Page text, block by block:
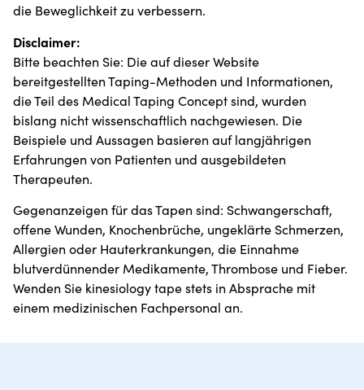
die Beweglichkeit zu verbessern.
Disclaimer:
Bitte beachten Sie: Die auf dieser Website
bereitgestellten Taping-Methoden und Informationen,
die Teil des Medical Taping Concept sind, wurden
bislang nicht wissenschaftlich nachgewiesen. Die
Beispiele und Aussagen basieren auf langjährigen
Erfahrungen von Patienten und ausgebildeten
Therapeuten.
Gegenanzeigen für das Tapen sind: Schwangerschaft,
offene Wunden, Knochenbrüche, ungeklärte Schmerzen,
Allergien oder Hauterkrankungen, die Einnahme
blutverdünnender Medikamente, Thrombose und Fieber.
Wenden Sie kinesiology tape stets in Absprache mit
einem medizinischen Fachpersonal an.